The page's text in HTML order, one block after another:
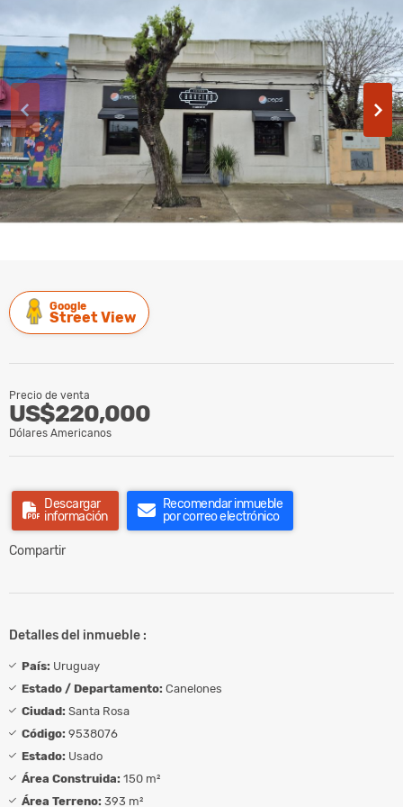
Google
Street View
Precio de venta
US$220,000
Dólares Americanos
Descargar
información
Recomendar inmueble
por correo electrónico
Compartir
Detalles del inmueble :
País: Uruguay
Estado / Departamento: Canelones
Ciudad: Santa Rosa
Código: 9538076
Estado: Usado
Área Construida: 150 m²
Área Terreno: 393 m²